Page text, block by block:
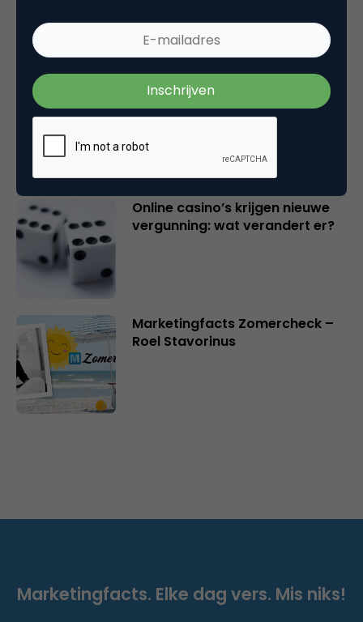
Marketingfacts Zomercheck –
Durk Bosma
Online casino’s krijgen nieuwe
vergunning: wat verandert er?
Marketingfacts Zomercheck –
Roel Stavorinus
Marketingfacts. Elke dag vers. Mis niks!